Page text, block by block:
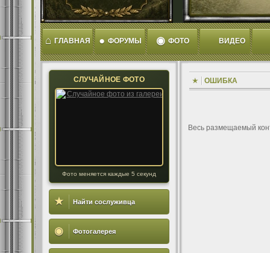
⌂ ГЛАВНАЯ ● ФОРУМЫ ◉ ФОТО ВИДЕО
СЛУЧАЙНОЕ ФОТО
Фото меняется каждые 5 секунд
★ Найти сослуживца
◉ Фотогалерея
ОШИБКА
Весь размещаемый